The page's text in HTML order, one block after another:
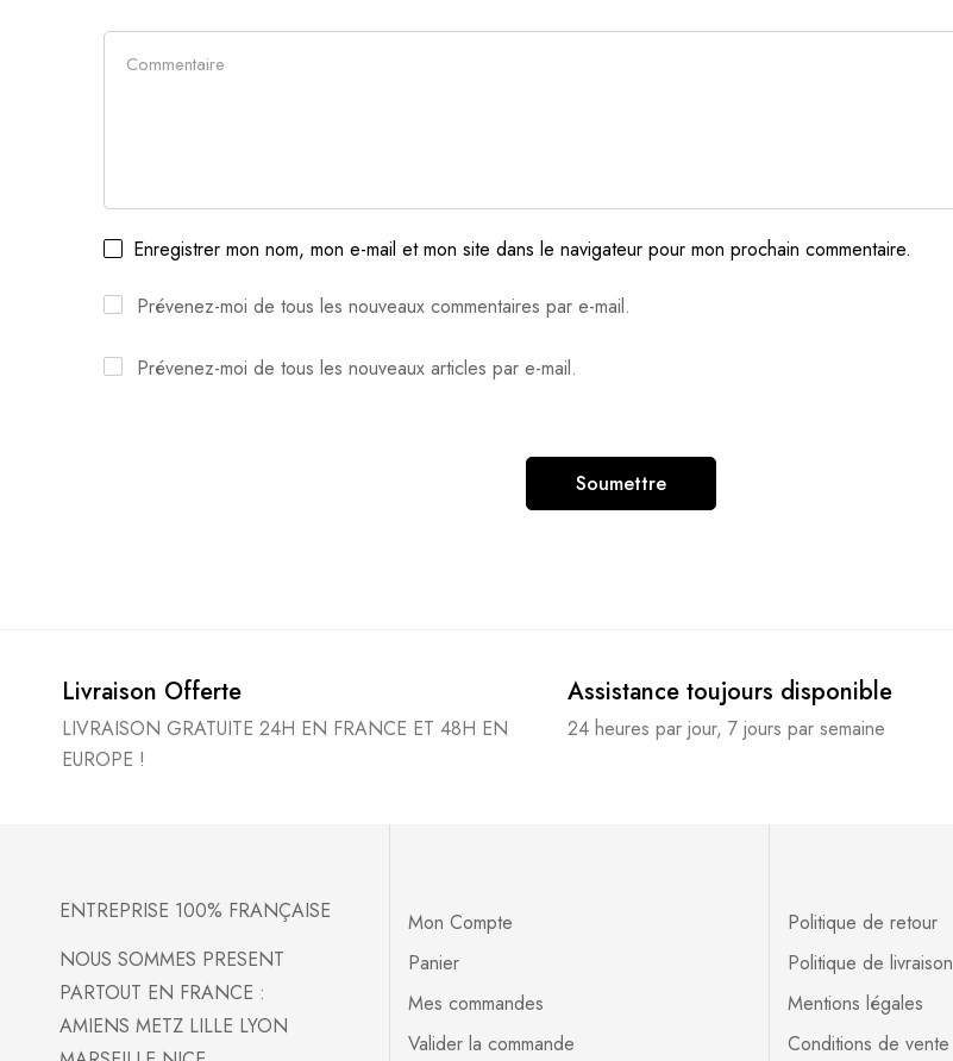
Enregistrer mon nom, mon e-mail et mon site dans le navigateur pour mon prochain commentaire.
Prévenez-moi de tous les nouveaux commentaires par e-mail.
Prévenez-moi de tous les nouveaux articles par e-mail.
Livraison Offerte
LIVRAISON GRATUITE 24H EN FRANCE ET 48H EN
EUROPE !
Assistance toujours disponible
24 heures par jour, 7 jours par semaine
ENTREPRISE 100% FRANÇAISE
NOUS SOMMES PRESENT
PARTOUT EN FRANCE :
AMIENS METZ LILLE LYON
Mon Compte
Panier
Mes commandes
Valider la commande
Politique de retour
Politique de livraison
Mentions légales
Conditions de vente